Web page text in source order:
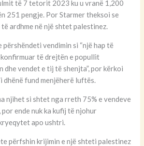
të 7 tetorit 2023 ku u vranë 1,200
251 pengje. Por Starmer theksoi se
të ardhme në një shtet palestinez.
përshëndeti vendimin si “një hap të
të drejtën e popullit
dhe vendet e tij të shenjta”, por kërkoi
dhënë fund menjëherë luftës.
njihet si shtet nga rreth 75% e vendeve
ende nuk ka kufij të njohur
apo ushtri.
përfshin krijimin e një shteti palestinez